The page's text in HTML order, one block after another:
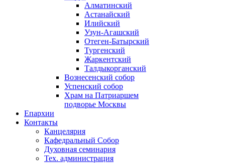
Алматинский
Астанайский
Илийский
Узун-Агашский
Отеген-Батырский
Тургенский
Жаркентский
Талдыкорганский
Вознесенский собор
Успенский собор
Храм на Патриаршем
подворье Москвы
Епархии
Контакты
Канцелярия
Кафедральный Собор
Духовная семинария
Тех. администрация